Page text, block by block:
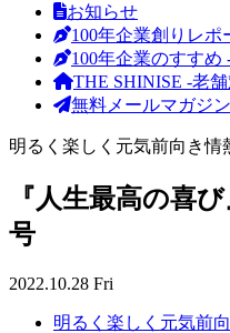
お知らせ
100年企業創りレポ
100年企業のすす
THE SHINISE -老
無料メールマガジ
明るく楽しく元気前向き情
『人生最高の喜
号
2022.10.28 Fri
明るく楽しく元気前